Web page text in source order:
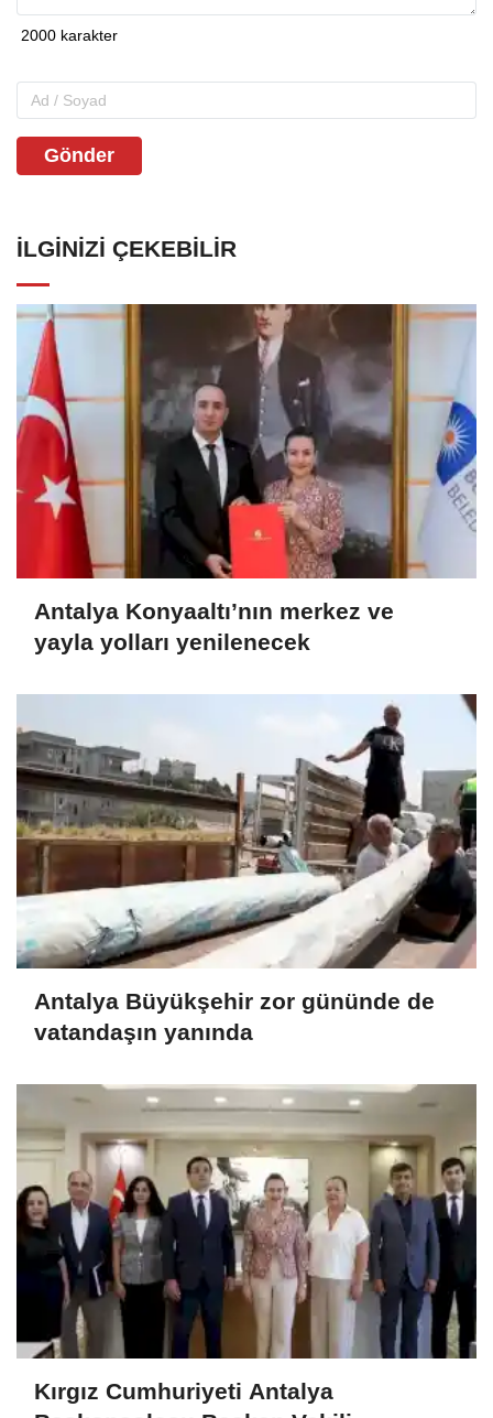
Gönder
İLGINIZI ÇEKEBILIR
Antalya Konyaaltı’nın merkez ve
yayla yolları yenilenecek
Antalya Büyükşehir zor gününde de
vatandaşın yanında
Kırgız Cumhuriyeti Antalya